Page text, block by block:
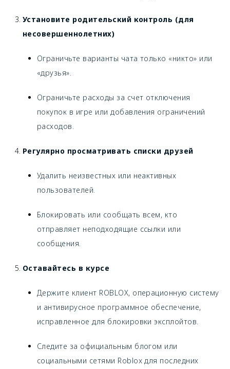
Установите родительский контроль (для
несовершеннолетних)
Ограничьте варианты чата только «никто» или
«друзья».
Ограничьте расходы за счет отключения
покупок в игре или добавления ограничений
расходов.
Регулярно просматривать списки друзей
Удалить неизвестных или неактивных
пользователей.
Блокировать или сообщать всем, кто
отправляет неподходящие ссылки или
сообщения.
Оставайтесь в курсе
Держите клиент ROBLOX, операционную систему
и антивирусное программное обеспечение,
исправленное для блокировки эксплойтов.
Следите за официальным блогом или
социальными сетями Roblox для последних